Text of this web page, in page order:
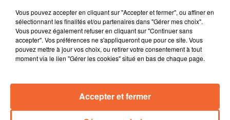
-Aquadel Cerizay fête ses 20 ans la semaine prochaine avec
une série d'animations (photo)
-Christophe Grimpret, le conseiller technique deux-sévrien sort son
deuxième livre pour contredire les idées reçues dans le football
0:00 13 min 48 sec
Vous pouvez accepter en cliquant sur "Accepter et fermer", ou affiner en
sélectionnant les finalités et/ou partenaires dans "Gérer mes choix".
Vous pouvez également refuser en cliquant sur "Continuer sans
accepter". Vos préférences ne s'appliqueront que pour ce site. Vous
pouvez mettre à jour vos choix, ou retirer votre consentement à tout
moment via le lien "Gérer les cookies" situé en bas de chaque page.
Accepter et fermer